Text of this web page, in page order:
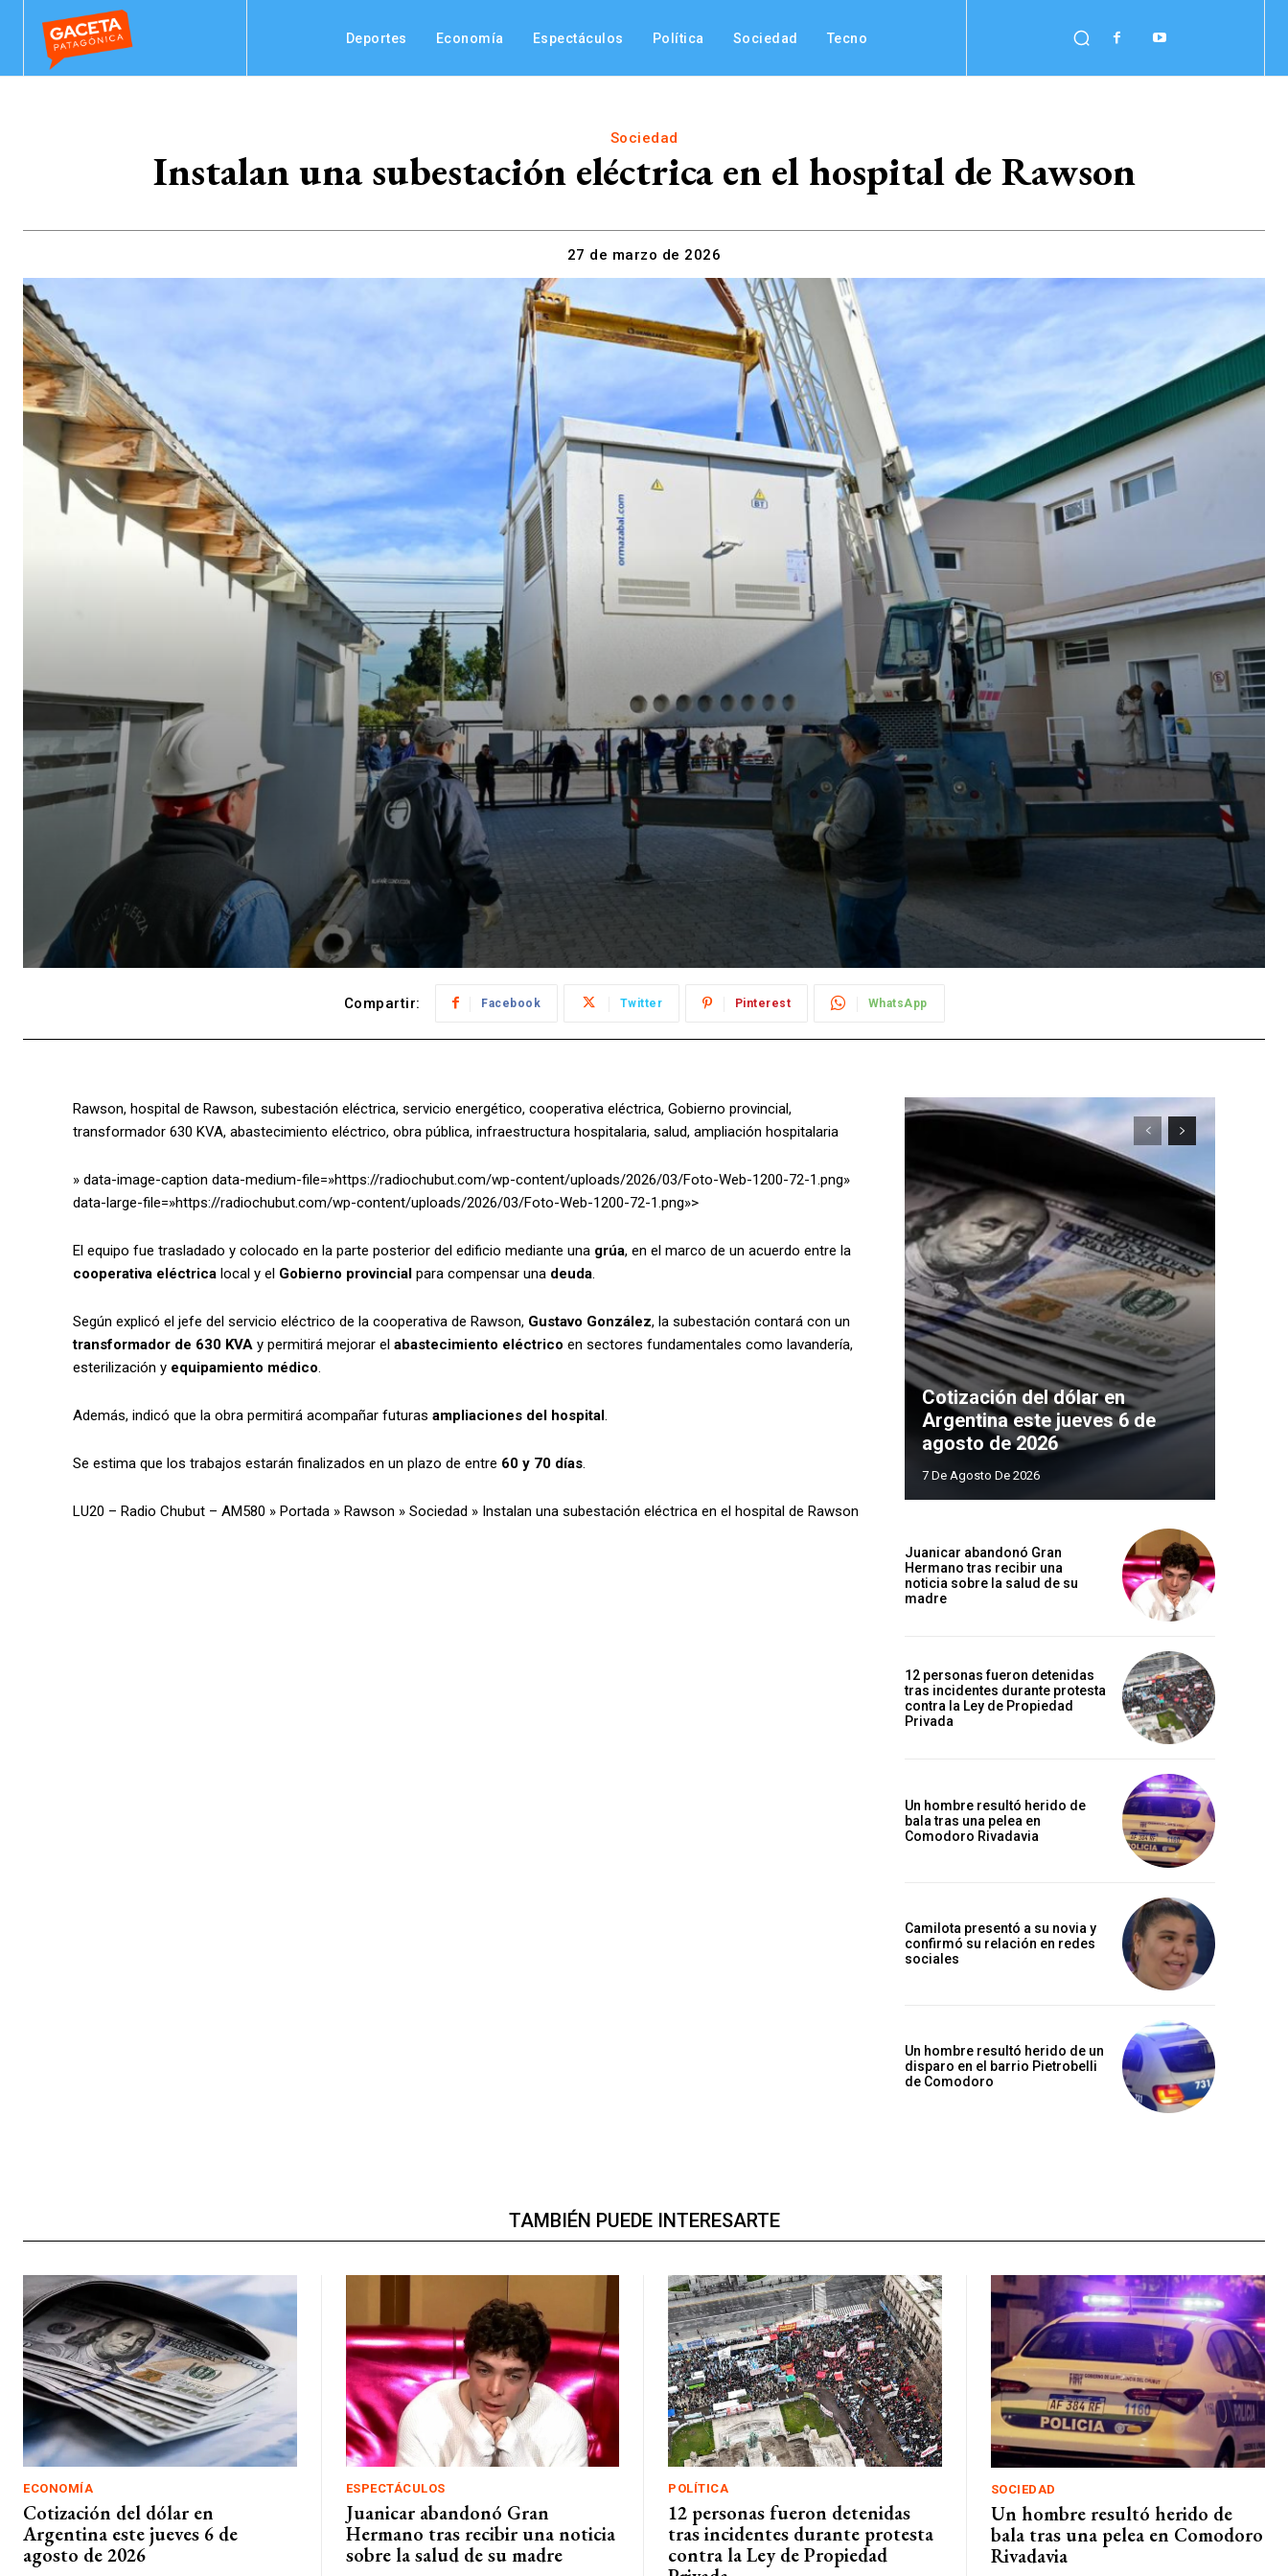
Deportes Economía Espectáculos Política Sociedad Tecno
Sociedad
Instalan una subestación eléctrica en el hospital de Rawson
27 de marzo de 2026
Compartir: Facebook Twitter Pinterest WhatsApp
Rawson, hospital de Rawson, subestación eléctrica, servicio energético, cooperativa eléctrica, Gobierno provincial,
transformador 630 KVA, abastecimiento eléctrico, obra pública, infraestructura hospitalaria, salud, ampliación hospitalaria
» data-image-caption data-medium-file=»https://radiochubut.com/wp-content/uploads/2026/03/Foto-Web-1200-72-1.png»
data-large-file=»https://radiochubut.com/wp-content/uploads/2026/03/Foto-Web-1200-72-1.png»>
El equipo fue trasladado y colocado en la parte posterior del edificio mediante una grúa, en el marco de un acuerdo entre la
cooperativa eléctrica local y el Gobierno provincial para compensar una deuda.
Según explicó el jefe del servicio eléctrico de la cooperativa de Rawson, Gustavo González, la subestación contará con un
transformador de 630 KVA y permitirá mejorar el abastecimiento eléctrico en sectores fundamentales como lavandería,
esterilización y equipamiento médico.
Además, indicó que la obra permitirá acompañar futuras ampliaciones del hospital.
Se estima que los trabajos estarán finalizados en un plazo de entre 60 y 70 días.
LU20 – Radio Chubut – AM580 » Portada » Rawson » Sociedad » Instalan una subestación eléctrica en el hospital de Rawson
Cotización del dólar en
Argentina este jueves 6 de
agosto de 2026
7 De Agosto De 2026
Juanicar abandonó Gran
Hermano tras recibir una
noticia sobre la salud de su
madre
12 personas fueron detenidas
tras incidentes durante protesta
contra la Ley de Propiedad
Privada
Un hombre resultó herido de
bala tras una pelea en
Comodoro Rivadavia
Camilota presentó a su novia y
confirmó su relación en redes
sociales
Un hombre resultó herido de un
disparo en el barrio Pietrobelli
de Comodoro
TAMBIÉN PUEDE INTERESARTE
ECONOMÍA
Cotización del dólar en
Argentina este jueves 6 de
agosto de 2026
ESPECTÁCULOS
Juanicar abandonó Gran
Hermano tras recibir una noticia
sobre la salud de su madre
POLÍTICA
12 personas fueron detenidas
tras incidentes durante protesta
contra la Ley de Propiedad
SOCIEDAD
Un hombre resultó herido de
bala tras una pelea en Comodoro
Rivadavia